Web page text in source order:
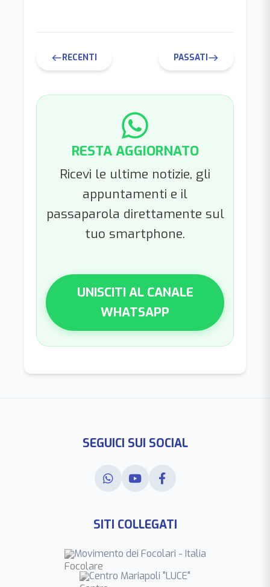
west RECENTI PASSATI east
RESTA AGGIORNATO
Ricevi le ultime notizie, gli
appuntamenti e il
passaparola direttamente sul
tuo smartphone.
UNISCITI AL CANALE
WHATSAPP
SEGUICI SUI SOCIAL
SITI COLLEGATI
Movimento dei Focolari - Italia
Centro Mariapoli "LUCE"